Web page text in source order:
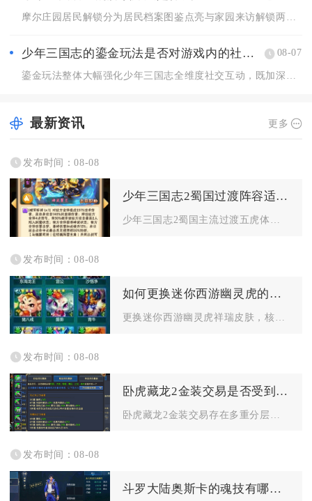
少年三国志的鎏金玩法是否对游戏内的社交互动有影响 08-07
鎏金玩法整体大幅强化少年三国志全维度社交互动，既加深军团内部...
最新资讯 更多
发布时间：08-08
少年三国志2蜀国过渡阵容适合哪些平民玩家
少年三国志2蜀国主流过渡五虎体系、红将无金阵容，最适配零氪白...
发布时间：08-08
如何更换迷你西游幽灵虎的祥瑞皮肤
更换迷你西游幽灵虎祥瑞皮肤，核心流程为先解锁祥瑞幻化界面、选...
发布时间：08-08
卧虎藏龙2金装交易是否受到限制
发布时间：08-08
斗罗大陆奥斯卡的魂技有哪些特点